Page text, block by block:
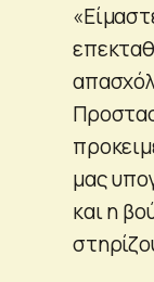
μας
και η